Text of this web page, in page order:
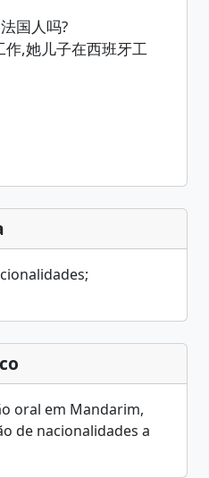
国人吗?
,她儿子在西班牙工
oral em Mandarim,
de nacionalidades a